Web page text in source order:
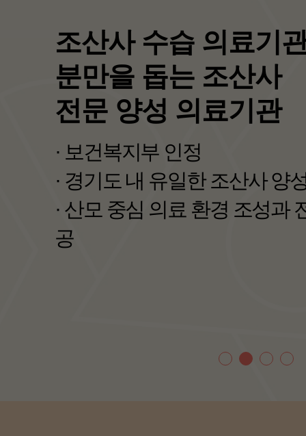
보건복지부 선정
<포괄 2차 종합병원>
· 지역 필수의료를 책임지는
· 지역완결적 필수의료체계 구
자세히보기